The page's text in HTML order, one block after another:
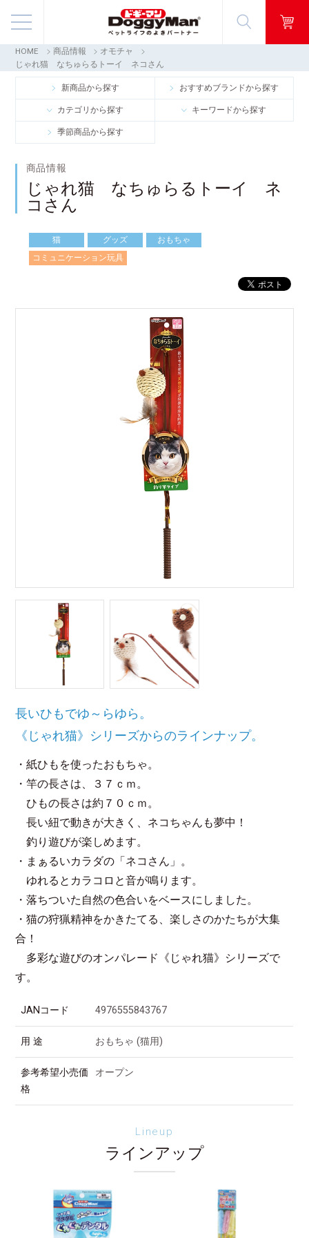
商品情報
映像ギャラリー
知る・楽しむ
お客様窓口・Q＆A
会社情報
採用情報
HOME 商品情報
オモチャ
じゃれ猫 なちゅらるトーイ ネコさん
新商品から探す おすすめブランドから探す
カテゴリから探す キーワードから探す
季節商品から探す
商品情報
じゃれ猫 なちゅらるトーイ ネ
コさん
猫 グッズ
おもちゃ
コミュニケーション玩具
長いひもでゆ～らゆら。
《じゃれ猫》シリーズからのラインナップ。
・紙ひもを使ったおもちゃ。
・竿の長さは、３７ｃｍ。
ひもの長さは約７０ｃｍ。
長い紐で動きが大きく、ネコちゃんも夢中！
釣り遊びが楽しめます。
・まぁるいカラダの「ネコさん」。
ゆれるとカラコロと音が鳴ります。
・落ちついた自然の色合いをベースにしました。
・猫の狩猟精神をかきたてる、楽しさのかたちが大集
合！
多彩な遊びのオンパレード《じゃれ猫》シリーズで
す。
JANコード 4976555843767
用 途 おもちゃ (猫用)
参考希望小売価
格
オープン
Lineup
ラインアップ